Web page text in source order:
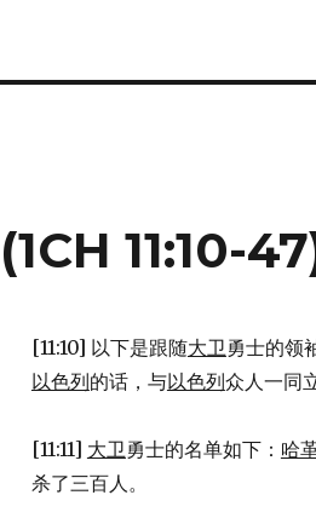
11:10-
[11:10] 以下是跟随大卫勇士的领
以色列的话，与以色列众人一同
[11:11] 大卫勇士的名单如下： 哈
杀了三百人。